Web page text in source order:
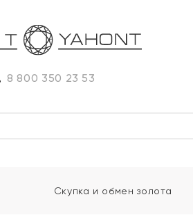
8 800 350 23 53
Скупка и обмен золота